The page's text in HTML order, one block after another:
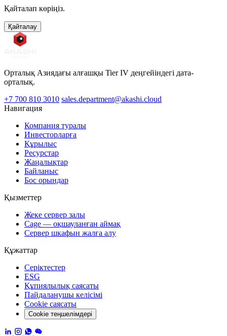
Қайталап көріңіз.
Қайталау
Орталық Азиядағы алғашқы Tier IV деңгейіндегі дата-
орталық.
+7 700 810 3010 sales.department@akashi.cloud
Навигация
Компания туралы
Инвесторларға
Құрылыс
Ресурстар
Жаңалықтар
Байланыс
Бос орындар
Қызметтер
Жеке сервер залы
Cage — оқшауланған аймақ
Сервер шкафын жалға алу
Құжаттар
Серіктестер
ESG
Құпиялылық саясаты
Пайдаланушы келісімі
Cookie саясаты
Cookie теңшелімдері